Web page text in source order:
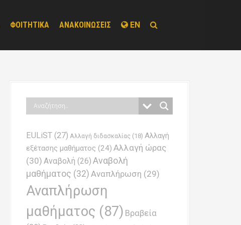
ΦΟΙΤΗΤΙΚΑ ΑΝΑΚΟΙΝΩΣΕΙΣ EN
EULiST (27) Αλλαγή διδασκαλίας (18) Αλλαγή
εξέτασης μαθήματος (24) Αλλαγή ώρας
(30) Αναβολή (26) Αναβολή
μαθήματος (32) Αναπλήρωση (29)
Αναπλήρωση
μαθήματος (87) Βραβεία